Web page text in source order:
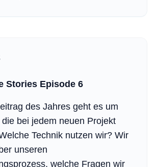
Stories Episode 6
des Jahres geht es um
bei jedem neuen Projekt
Technik nutzen wir? Wir
unseren
welche Fragen wir